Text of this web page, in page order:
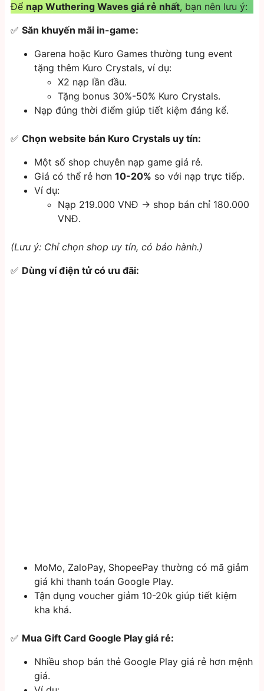
Để nạp Wuthering Waves giá rẻ nhất, bạn nên lưu ý:
✅ Săn khuyến mãi in-game:
Garena hoặc Kuro Games thường tung event
tặng thêm Kuro Crystals, ví dụ:
X2 nạp lần đầu.
Tặng bonus 30%-50% Kuro Crystals.
Nạp đúng thời điểm giúp tiết kiệm đáng kể.
✅ Chọn website bán Kuro Crystals uy tín:
Một số shop chuyên nạp game giá rẻ.
Giá có thể rẻ hơn 10-20% so với nạp trực tiếp.
Ví dụ:
Nạp 219.000 VNĐ → shop bán chỉ 180.000
VNĐ.
(Lưu ý: Chỉ chọn shop uy tín, có bảo hành.)
✅ Dùng ví điện tử có ưu đãi:
MoMo, ZaloPay, ShopeePay thường có mã giảm
giá khi thanh toán Google Play.
Tận dụng voucher giảm 10-20k giúp tiết kiệm
kha khá.
✅ Mua Gift Card Google Play giá rẻ:
Nhiều shop bán thẻ Google Play giá rẻ hơn mệnh
giá.